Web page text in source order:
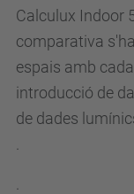
Calculux Indoor
comparativa
espais amb
introducció de
de dades